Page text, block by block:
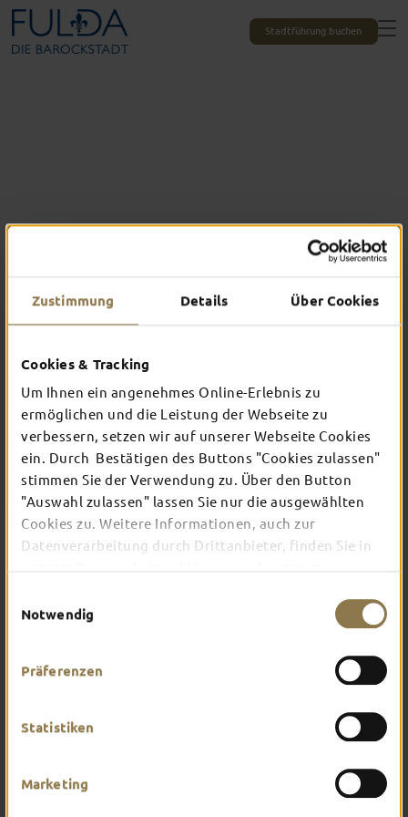
Zustimmung Details Über Cookies
Cookies & Tracking
Um Ihnen ein angenehmes Online-Erlebnis zu
ermöglichen und die Leistung der Webseite zu
verbessern, setzen wir auf unserer Webseite Cookies
ein. Durch Bestätigen des Buttons "Cookies zulassen"
stimmen Sie der Verwendung zu. Über den Button
"Auswahl zulassen" lassen Sie nur die ausgewählten
Cookies zu. Weitere Informationen, auch zur
Datenverarbeitung durch Drittanbieter, finden Sie in
Notwendig
Präferenzen
Statistiken
Marketing
Stadtführung buchen
Das erlebst du nur in Fulda
TOP-EVENTS
In Fulda ist irgendwo immer etwas los: Ob
Konzert, Musical, Erlebnis-Stadtführung oder
Theater – entdecke hier aktuelle Veranstaltungen
und Highlights in und um Fulda.